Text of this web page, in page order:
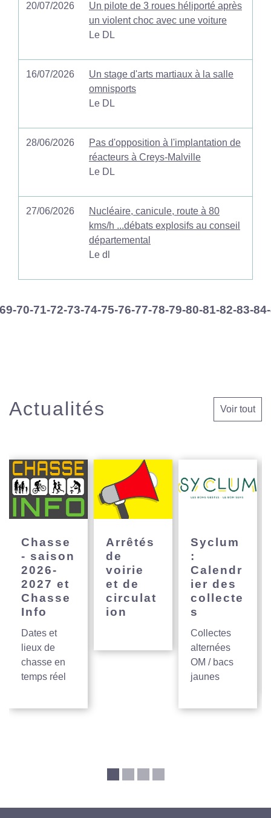
20/07/2026
Un pilote de 3 roues héliporté après
un violent choc avec une voiture
Le DL
16/07/2026
Un stage d'arts martiaux à la salle
omnisports
Le DL
28/06/2026
Pas d'opposition à l'implantation de
réacteurs à Creys-Malville
Le DL
27/06/2026
Nucléaire, canicule, route à 80
kms/h ...débats explosifs au conseil
départemental
Le dl
-70-71-72-73-74-75-76-77-78-79-80-81-82-83-84
Actualités Voir tout
Chasse
- saison
2026-
2027 et
Chasse
Info
Dates et
lieux de
chasse en
temps réel
Arrêtés
de
voirie
et de
circulat
ion
Syclum
:
Calendr
ier des
collecte
s
Collectes
alternées
OM / bacs
jaunes